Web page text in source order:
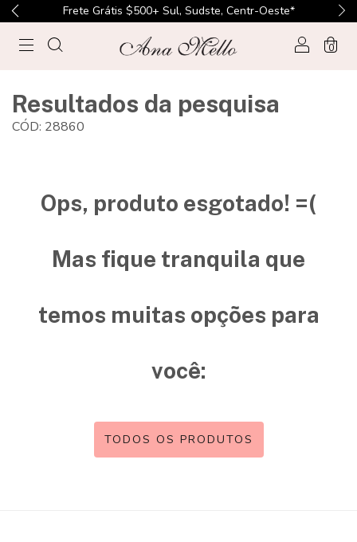
Frete Grátis $500+ Sul, Sudste, Centr-Oeste*
0
Resultados da pesquisa
CÓD: 28860
Ops, produto esgotado! =(
Mas fique tranquila que
temos muitas opções para
você:
TODOS OS PRODUTOS